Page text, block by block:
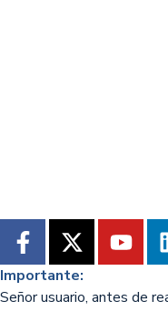
Importante:
Señor usuario, antes de